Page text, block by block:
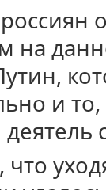
на
и то,
что